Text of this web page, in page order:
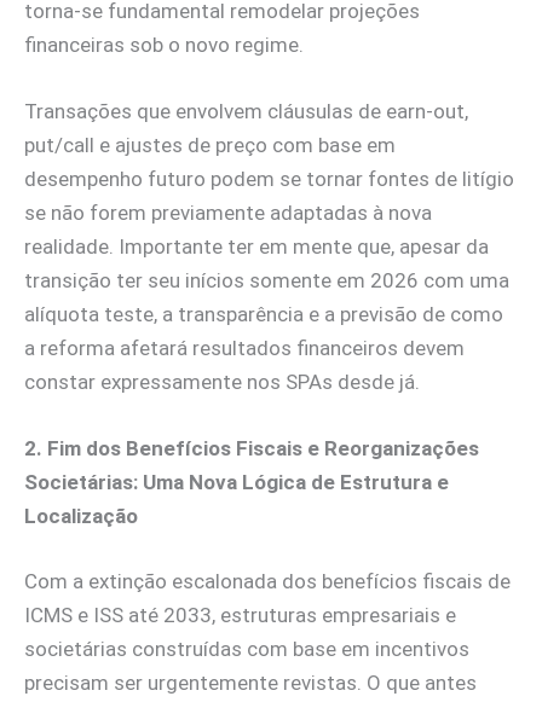
torna-se fundamental remodelar projeções
financeiras sob o novo regime.
Transações que envolvem cláusulas de earn-out,
put/call e ajustes de preço com base em
desempenho futuro podem se tornar fontes de litígio
se não forem previamente adaptadas à nova
realidade. Importante ter em mente que, apesar da
transição ter seu inícios somente em 2026 com uma
alíquota teste, a transparência e a previsão de como
a reforma afetará resultados financeiros devem
constar expressamente nos SPAs desde já.
2. Fim dos Benefícios Fiscais e Reorganizações
Societárias: Uma Nova Lógica de Estrutura e
Localização
Com a extinção escalonada dos benefícios fiscais de
ICMS e ISS até 2033, estruturas empresariais e
societárias construídas com base em incentivos
precisam ser urgentemente revistas. O que antes